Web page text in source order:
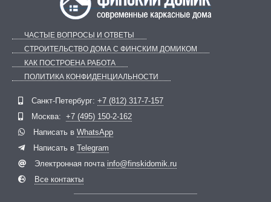
ЧАСТЫЕ ВОПРОСЫ И ОТВЕТЫ
СТРОИТЕЛЬСТВО ДОМА С ФИНСКИМ ДОМИКОМ
КАК ПОСТРОЕНА РАБОТА
ПОЛИТИКА КОНФИДЕНЦИАЛЬНОСТИ
Санкт-Петербург: +7 (812) 317-7-157
Москва: +7 (495) 150-2-162
Написать в WhatsApp
Написать в Telegram
Электронная почта info@finskidomik.ru
Все контакты
Telegram
ВКонтакте